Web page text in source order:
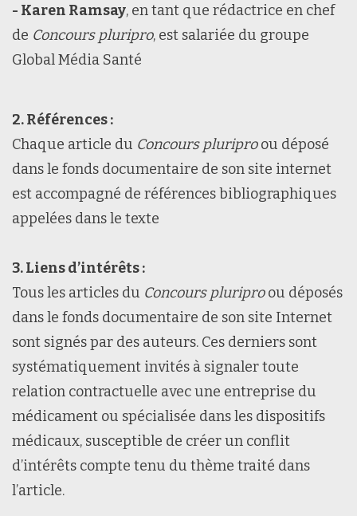
- Karen Ramsay, en tant que rédactrice en chef
de Concours pluripro, est salariée du groupe
Global Média Santé
2. Références :
Chaque article du Concours pluriproou déposé
dans le fonds documentaire de son site internet
est accompagné de références bibliographiques
appelées dans le texte
3. Liens d’intérêts :
Tous les articles du Concours pluriproou déposés
dans le fonds documentaire de son site Internet
sont signés par des auteurs. Ces derniers sont
systématiquement invités à signaler toute
relation contractuelle avec une entreprise du
médicament ou spécialisée dans les dispositifs
médicaux, susceptible de créer un conflit
d’intérêts compte tenu du thème traité dans
l’article.